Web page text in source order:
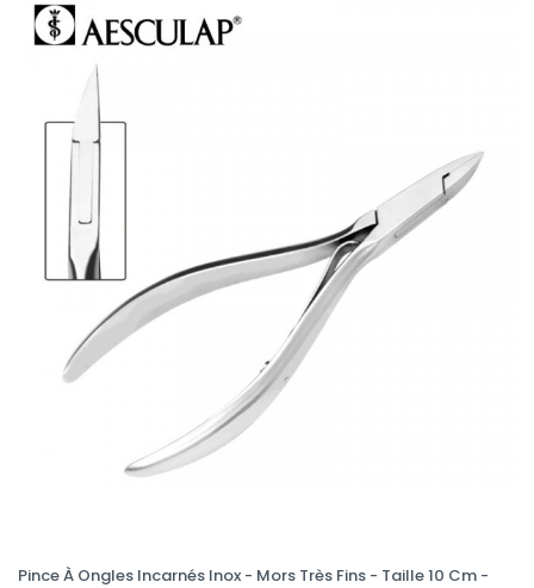
Pince À Ongles Incarnés Inox - Mors Très Fins - Taille 10 Cm -